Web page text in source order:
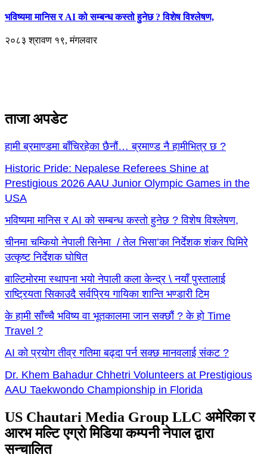
भविष्यमा मानिस र AI को सम्बन्ध कस्तो हुनेछ ? विशेष विश्लेषण,
२०८३ श्रावण १९, मंगलवार
ताजा अपडेट
हामी ब्रमाण्डमा बाँचिरहेका छैनौं… ब्रमाण्ड नै हामीभित्र छ ?
Historic Pride: Nepalese Referees Shine at
Prestigious 2026 AAU Junior Olympic Games in the
USA
भविष्यमा मानिस र AI को सम्बन्ध कस्तो हुनेछ ? विशेष विश्लेषण,
चीनमा चम्कियो नेपाली सिनेमा / तेल भिसा’का निर्देशक शंकर घिमिरे
उत्कृष्ट निर्देशक घोषित
बाल्टिमोरमा स्थापना भयो नेपाली कला केन्द्र \ नयाँ पुस्तालाई
राष्ट्रियता सिकाउदै सर्वप्रिय गायिका शान्ति भण्डारी टिम
के हामी साँच्चै भविष्य वा भूतकालमा जान सक्छौं ? के हो Time
Travel ?
AI को प्रयोग तीव्र गतिमा बढ्दा पर्न सक्छ मानवलाई संकट ?
Dr. Khem Bahadur Chhetri Volunteers at Prestigious
AAU Taekwondo Championship in Florida
US Chautari Media Group LLC अमेरिका र
आरभ मल्टि एग्रो मिडिया कम्पनी नेपाल द्वारा
सन्चालित